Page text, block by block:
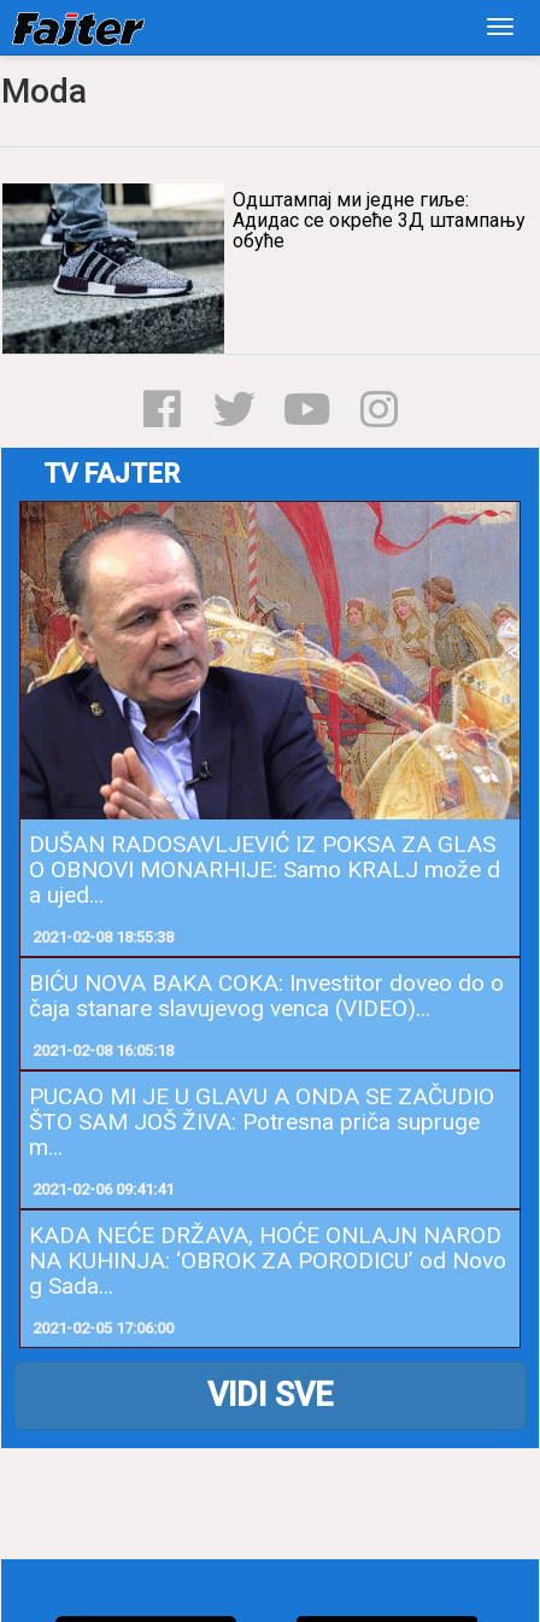
Moda
Одштампај ми једне гиље:
Адидас се окреће 3Д штампању
обуће
TV FAJTER
DUŠAN RADOSAVLJEVIĆ IZ POKSA ZA GLAS
O OBNOVI MONARHIJE: Samo KRALJ može d
a ujed...
2021-02-08 18:55:38
BIĆU NOVA BAKA COKA: Investitor doveo do o
čaja stanare slavujevog venca (VIDEO)...
2021-02-08 16:05:18
PUCAO MI JE U GLAVU A ONDA SE ZAČUDIO
ŠTO SAM JOŠ ŽIVA: Potresna priča supruge
m...
2021-02-06 09:41:41
KADA NEĆE DRŽAVA, HOĆE ONLAJN NAROD
NA KUHINJA: ‘OBROK ZA PORODICU’ od Novo
g Sada...
2021-02-05 17:06:00
VIDI SVE